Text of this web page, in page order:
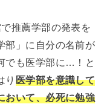
推薦学部の発表を
部」に自分の名前が
でも医学部に…！と
り 医学部を意識して
おいて、必死に勉強